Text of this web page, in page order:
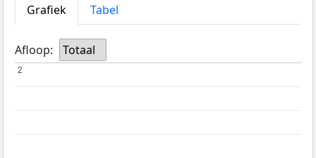
Grafiek
Tabel
Afloop: Totaal
2
2